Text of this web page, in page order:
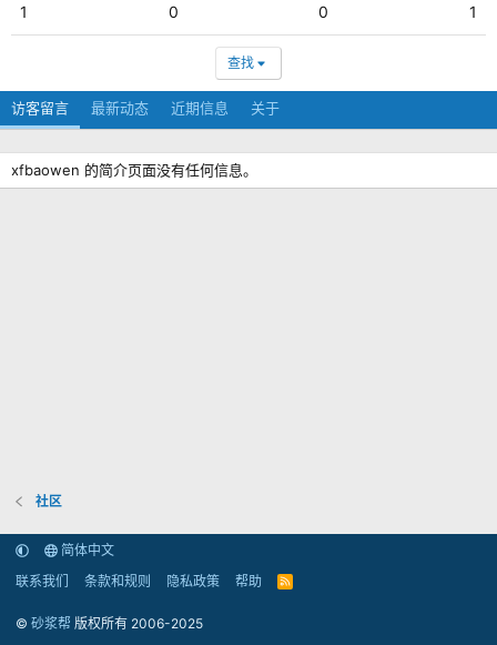
1 0 0 1
查找
访客留言 最新动态 近期信息 关于
xfbaowen 的简介页面没有任何信息。
社区
简体中文
联系我们
条款和规则 隐私政策 帮助
R
© 砂浆帮 版权所有 2006-2025